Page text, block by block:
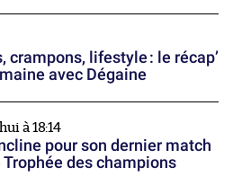
crampons, lifestyle : le récap’
avec Dégaine
à 18:14
pour son dernier match
des champions